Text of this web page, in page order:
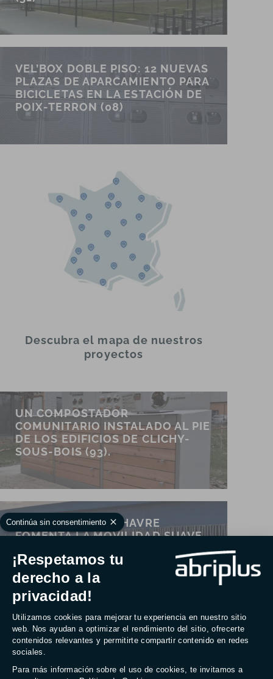
Continúa sin consentimiento
¡Respetamos tu
derecho a la
privacidad!
Plataforma de Gestión de
Utilizamos cookies para mejorar tu experiencia en nuestro sitio
web. Nos ayudan a optimizar el rendimiento del sitio, ofrecerte
contenidos relevantes y permitirte compartir contenido en redes
sociales.
Para más información sobre el uso de cookies, te invitamos a
VEL’BOX DOBLE PISO: 12 NUEVAS
PLAZAS DE APARCAMIENTO PARA
BICICLETAS EN LA ESTACIÓN DE
POIX-TERRON (08)
Descubra el mapa de nuestros
proyectos
UN COMPOSTADOR
COMUNITARIO INSTALADO AL PIE
DE LOS EDIFICIOS DE CLICHY-
SOUS-BOIS (93).
EL PUERTO DE LE HAVRE
FOMENTA LA MOVILIDAD SUAVE
SEGURO PARA BICICLETAS (76).
LA UNIVERSIDAD DE LORENA
INVIERTE EN MOVILIDAD
FLEXIBLE EN SU CAMPUS DE
METZ (57)